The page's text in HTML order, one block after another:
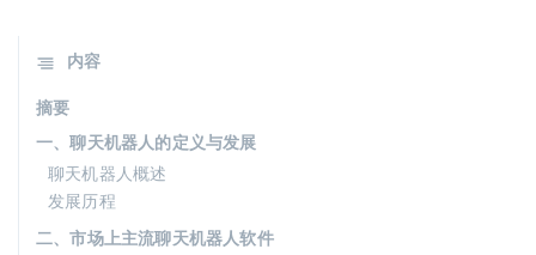
内容
摘要
一、聊天机器人的定义与发展
聊天机器人概述
发展历程
二、市场上主流聊天机器人软件